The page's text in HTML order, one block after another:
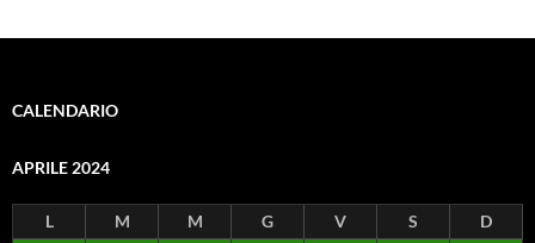
CALENDARIO
APRILE 2024
L M M G V S
D